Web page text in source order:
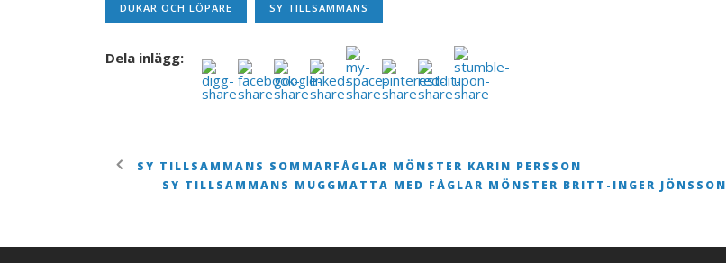
DUKAR OCH LÖPARE SY TILLSAMMANS
Dela inlägg:
SY TILLSAMMANS SOMMARFÅGLAR MÖNSTER KARIN PERSSON
SY TILLSAMMANS MUGGMATTA MED FÅGLAR MÖNSTER BRITT-INGER JÖNSSON